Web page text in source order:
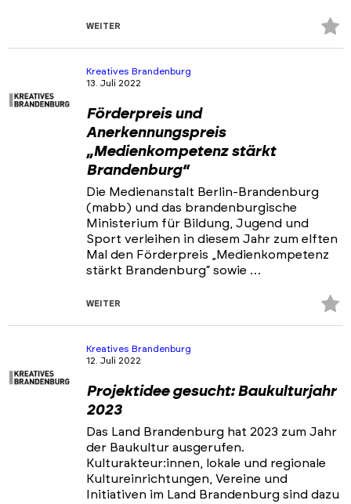
WEITER
Kreatives Brandenburg
13. Juli 2022
Förderpreis und
Anerkennungspreis
„Medienkompetenz stärkt
Brandenburg“
Die Medienanstalt Berlin-Brandenburg
(mabb) und das brandenburgische
Ministerium für Bildung, Jugend und
Sport verleihen in diesem Jahr zum elften
Mal den Förderpreis „Medienkompetenz
stärkt Brandenburg“ sowie …
WEITER
Kreatives Brandenburg
12. Juli 2022
Projektidee gesucht: Baukulturjahr
2023
Das Land Brandenburg hat 2023 zum Jahr
der Baukultur ausgerufen.
Kulturakteur:innen, lokale und regionale
Kultureinrichtungen, Vereine und
Initiativen im Land Brandenburg sind dazu